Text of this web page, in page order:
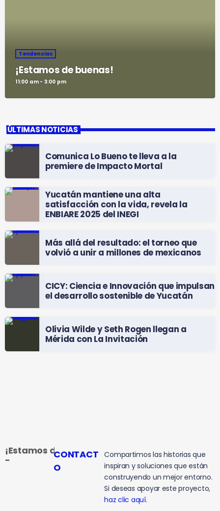
Tendencias
¡Estamos de buenas!
11:00 am - 3:00 pm
ÚLTIMAS NOTICIAS
Comunica Lo Bueno te lleva a la
premiere de Impacto Mortal
Yucatán mantiene una alta
satisfacción con la vida, revela la
ENBIARE 2025 del INEGI
Más allá del resultado: el torneo que
volvió a unir a millones de mexicanos
CICY: Ciencia e Innovación que impulsan
el desarrollo sostenible de Yucatán
Olivia Wilde y Seth Rogen llegan a
Mérida con La Invitación
¡Estamos de buenas!
-
CONTACT
O
Compartimos las historias que
inspiran y soluciones que están
construyendo un mejor entorno.
Si deseas apoyar este proyecto,
haz clic aquí.